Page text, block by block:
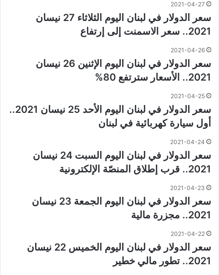
2021-04-27
سعر الدولار في لبنان اليوم الثلاثاء 27 نيسان
2021.. سعر الاسمنت إلى إرتفاع
2021-04-26
سعر الدولار في لبنان اليوم الإثنين 26 نيسان
2021.. الأسعار سترتفع 80%
2021-04-25
سعر الدولار في لبنان اليوم الأحد 25 نيسان 2021..
أول سيارة كهربائية في لبنان
2021-04-24
سعر الدولار في لبنان اليوم السبت 24 نيسان
2021.. قرب إطلاق المنصّة الإلكترونية
2021-04-23
سعر الدولار في لبنان اليوم الجمعة 23 نيسان
2021.. مجزرة مالية
2021-04-22
سعر الدولار في لبنان اليوم الخميس 22 نيسان
2021.. تطور مالي خطير